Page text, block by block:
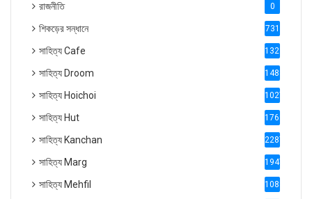
রাজনীতি 0
শিকড়ের সন্ধানে 731
সাহিত্য Cafe 1321
সাহিত্য Droom 1488
সাহিত্য Hoichoi 1027
সাহিত্য Hut 1769
সাহিত্য Kanchan 2287
সাহিত্য Marg 1947
সাহিত্য Mehfil 1088